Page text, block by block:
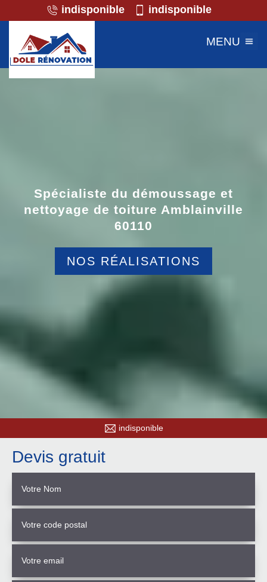
indisponible indisponible
MENU
Spécialiste du démoussage et
nettoyage de toiture Amblainville
60110
NOS RÉALISATIONS
indisponible
Devis gratuit